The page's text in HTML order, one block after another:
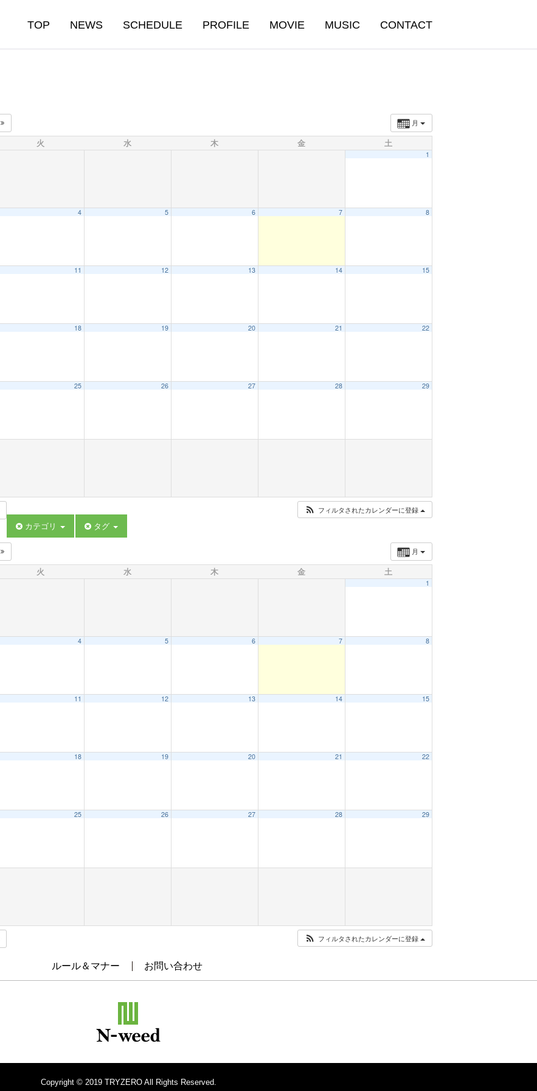
TOP NEWS SCHEDULE PROFILE MOVIE MUSIC CONTACT
月
火 水 木 金 土
1
4 5 6 7 8
11 12 13 14 15
18 19 20 21 22
25 26 27 28 29
フィルタされたカレンダーに登録
カテゴリ タグ
月
火 水 木 金 土
1
4 5 6 7 8
11 12 13 14 15
18 19 20 21 22
25 26 27 28 29
フィルタされたカレンダーに登録
ルール＆マナー お問い合わせ
Copyright © 2019 TRYZERO All Rights Reserved.